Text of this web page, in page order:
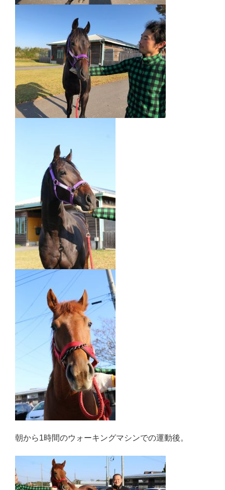
朝から1時間のウォーキングマシンでの運動後。